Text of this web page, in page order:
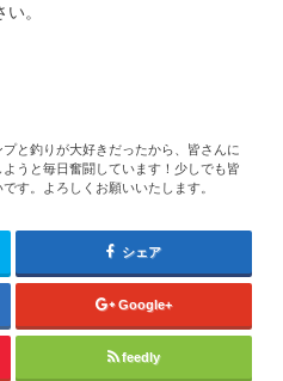
。
と釣りが大好きだったから、皆さんに
うと毎日奮闘しています！少しでも皆
す。よろしくお願いいたします。
シェア
Google+
feedly